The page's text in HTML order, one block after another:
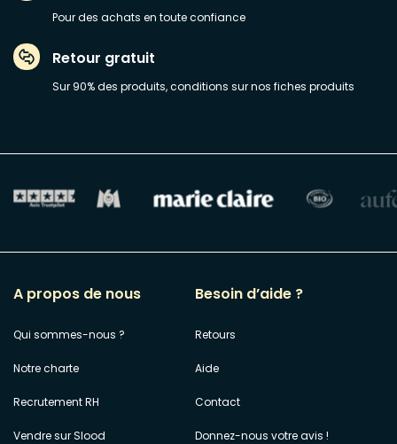
Pour des achats en toute confiance
Retour gratuit
Sur 90% des produits, conditions sur nos fiches produits
A propos de nous
Qui sommes-nous ?
Notre charte
Recrutement RH
Vendre sur Slood
Besoin d’aide ?
Retours
Aide
Contact
Donnez-nous votre avis !